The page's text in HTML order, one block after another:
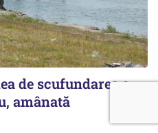
de scufundarea a
amânată